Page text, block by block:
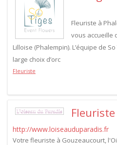
Fleuriste à
vous accueille
Lilloise (Phalempin). L’équipe de
large choix d’orc
Fleuriste
http://www.loiseauduparadis.fr
Votre fleuriste à Gouzeaucourt,